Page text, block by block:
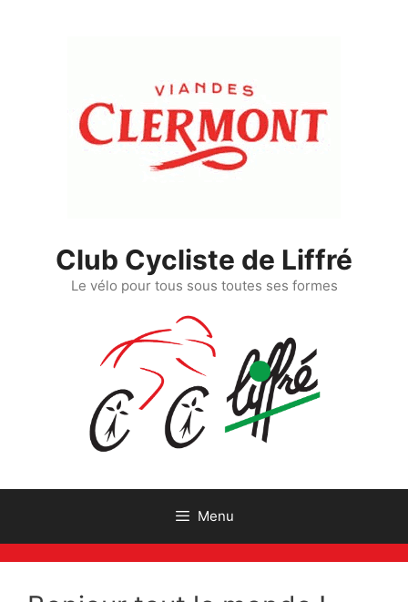
Club Cycliste de Liffré
Le vélo pour tous sous toutes ses formes
Menu